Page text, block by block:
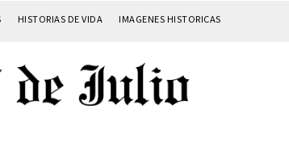
HISTORIAS DE VIDA IMAGENES HISTORICAS